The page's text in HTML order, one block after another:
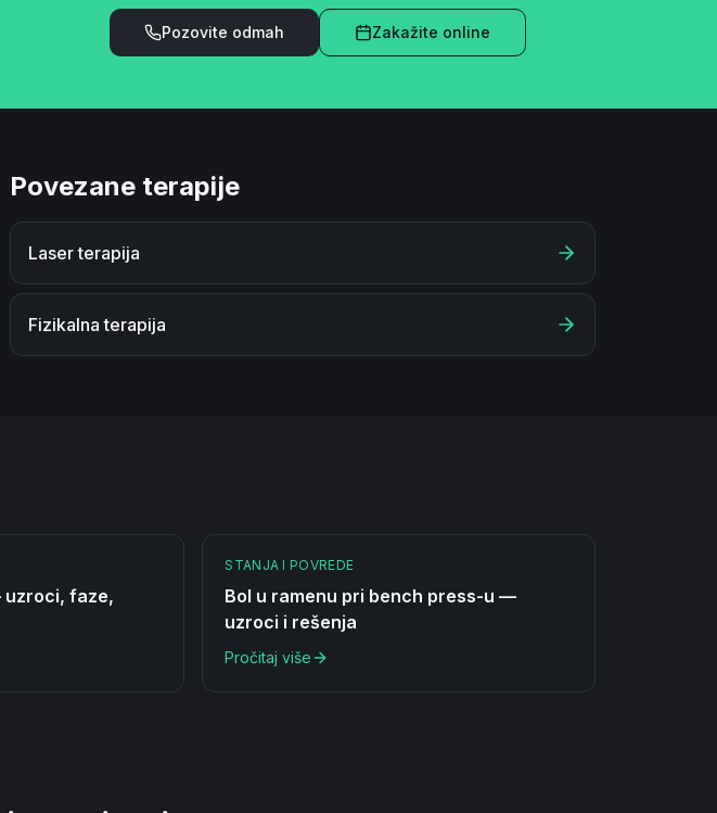
Pozovite odmah Zakažite online
Povezane terapije
Laser terapija
Fizikalna terapija
uzroci, faze,
STANJA I POVREDE
Bol u ramenu pri bench press-u —
uzroci i rešenja
Pročitaj više